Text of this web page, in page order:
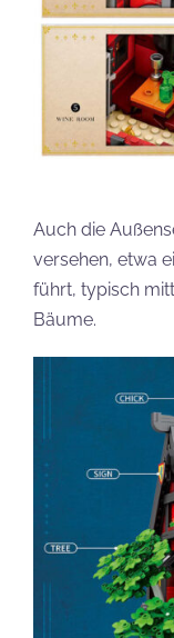
Auch die
versehen, etwa
führt, typisch
Bäume.